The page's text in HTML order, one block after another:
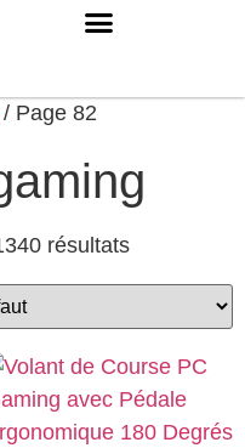
/ Page 82
résultats